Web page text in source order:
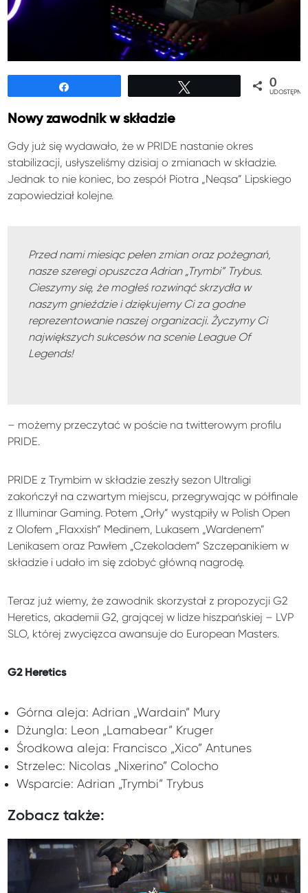
0
Nowy zawodnik w składzie
Gdy już się wydawało, że w PRIDE nastanie okres
stabilizacji, usłyszeliśmy dzisiaj o zmianach w składzie.
Jednak to nie koniec, bo zespół Piotra „Neqsa” Lipskiego
zapowiedział kolejne.
Przed nami miesiąc pełen zmian oraz pożegnań,
nasze szeregi opuszcza Adrian „Trymbi” Trybus.
Cieszymy się, że mogłeś rozwinąć skrzydła w
naszym gnieździe i dziękujemy Ci za godne
reprezentowanie naszej organizacji. Życzymy Ci
największych sukcesów na scenie League Of
Legends!
– możemy przeczytać w poście na twitterowym profilu
PRIDE.
PRIDE z Trymbim w składzie zeszły sezon Ultraligi
zakończył na czwartym miejscu, przegrywając w półfinale
z Illuminar Gaming. Potem „Orły” wystąpiły w Polish Open
z Olofem „Flaxxish” Medinem, Lukasem „Wardenem”
Lenikasem oraz Pawłem „Czekoladem” Szczepanikiem w
składzie i udało im się zdobyć główną nagrodę.
Teraz już wiemy, że zawodnik skorzystał z propozycji G2
Heretics, akademii G2, grającej w lidze hiszpańskiej – LVP
SLO, której zwycięzca awansuje do European Masters.
G2 Heretics
Górna aleja: Adrian „Wardain” Mury
Dżungla: Leon „Lamabear” Kruger
Środkowa aleja: Francisco „Xico” Antunes
Strzelec: Nicolas „Nixerino” Colocho
Wsparcie: Adrian „Trymbi” Trybus
Zobacz także: